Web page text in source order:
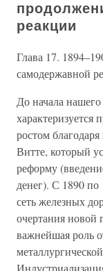
реакции
Глава 17.
самодержавной
До начала
ростом
Витте, который
реформу
денег). С 1890 по
сеть железных
очертания новой
важнейшая роль